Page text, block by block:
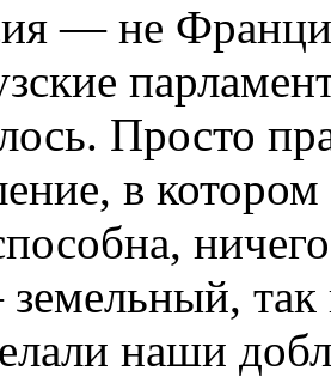
— не
Просто
в
так
наши